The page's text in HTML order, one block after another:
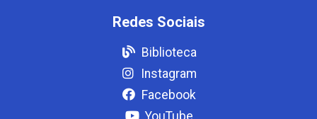
Redes Sociais
Biblioteca
Instagram
Facebook
YouTube